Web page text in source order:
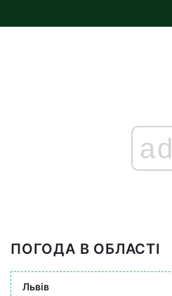
ad
ПОГОДА В ОБЛАСТІ
Львів